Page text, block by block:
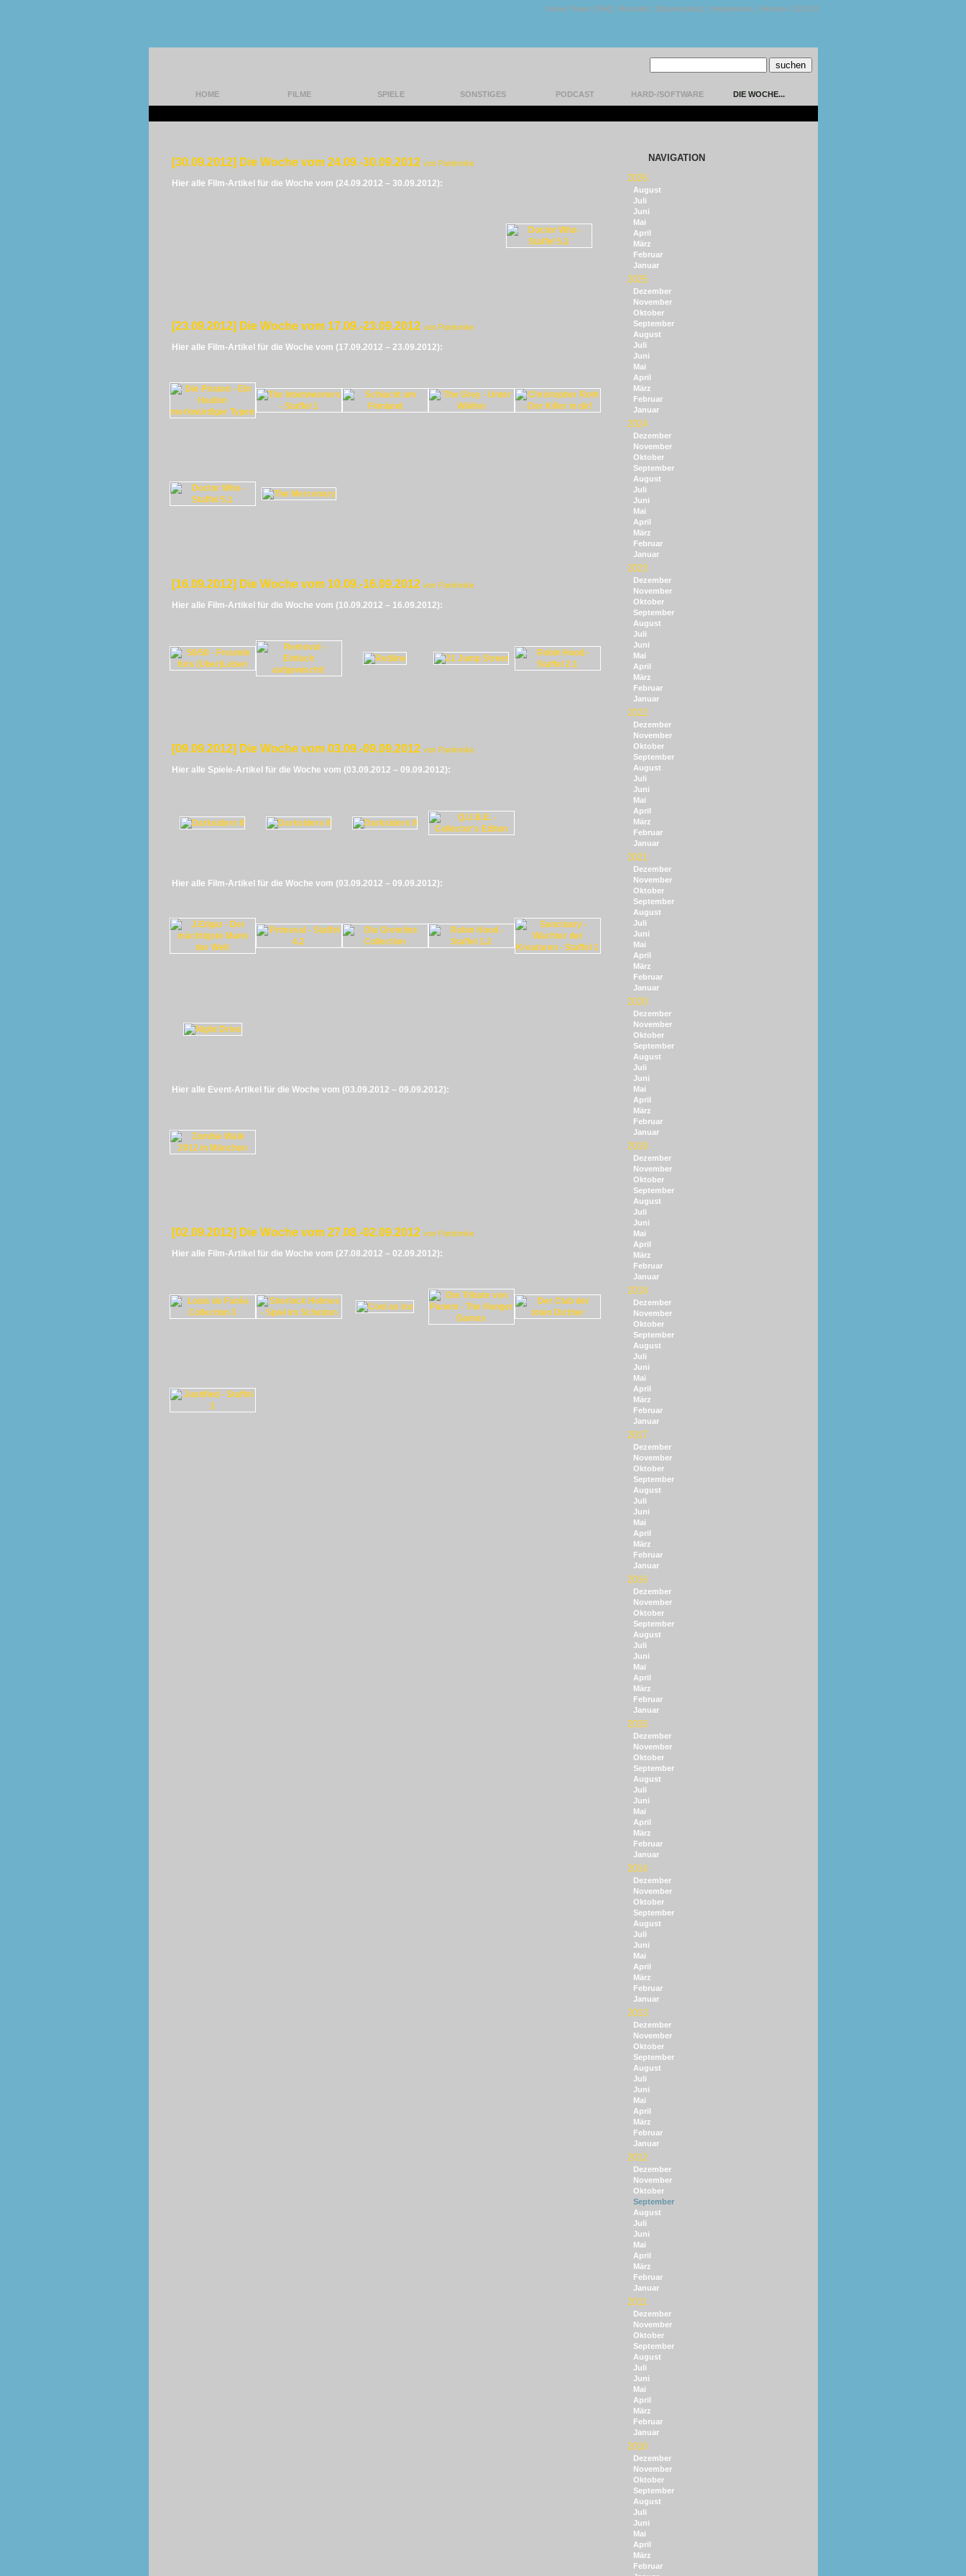
Unser Team | FAQ | Kontakt | Datenschutz | Impressum | Version 1.13.0.9
HOME FILME SPIELE SONSTIGES PODCAST HARD-/SOFTWARE DIE WOCHE...
[30.09.2012] Die Woche vom 24.09.-30.09.2012 von Panikmike
Hier alle Film-Artikel für die Woche vom (24.09.2012 – 30.09.2012):
[23.09.2012] Die Woche vom 17.09.-23.09.2012 von Panikmike
Hier alle Film-Artikel für die Woche vom (17.09.2012 – 23.09.2012):
[16.09.2012] Die Woche vom 10.09.-16.09.2012 von Panikmike
Hier alle Film-Artikel für die Woche vom (10.09.2012 – 16.09.2012):
[09.09.2012] Die Woche vom 03.09.-09.09.2012 von Panikmike
Hier alle Spiele-Artikel für die Woche vom (03.09.2012 – 09.09.2012):
Hier alle Film-Artikel für die Woche vom (03.09.2012 – 09.09.2012):
Hier alle Event-Artikel für die Woche vom (03.09.2012 – 09.09.2012):
[02.09.2012] Die Woche vom 27.08.-02.09.2012 von Panikmike
Hier alle Film-Artikel für die Woche vom (27.08.2012 – 02.09.2012):
NAVIGATION
2026
August
Juli
Juni
Mai
April
März
Februar
Januar
2025
Dezember
November
Oktober
September
August
Juli
Juni
Mai
April
März
Februar
Januar
2024
Dezember
November
Oktober
September
August
Juli
Juni
Mai
April
März
Februar
Januar
2023
Dezember
November
Oktober
September
August
Juli
Juni
Mai
April
März
Februar
Januar
2022
Dezember
November
Oktober
September
August
Juli
Juni
Mai
April
März
Februar
Januar
2021
Dezember
November
Oktober
September
August
Juli
Juni
Mai
April
März
Februar
Januar
2020
Dezember
November
Oktober
September
August
Juli
Juni
Mai
April
März
Februar
Januar
2019
Dezember
November
Oktober
September
August
Juli
Juni
Mai
April
März
Februar
Januar
2018
Dezember
November
Oktober
September
August
Juli
Juni
Mai
April
März
Februar
Januar
2017
Dezember
November
Oktober
September
August
Juli
Juni
Mai
April
März
Februar
Januar
2016
Dezember
November
Oktober
September
August
Juli
Juni
Mai
April
März
Februar
Januar
2015
Dezember
November
Oktober
September
August
Juli
Juni
Mai
April
März
Februar
Januar
2014
Dezember
November
Oktober
September
August
Juli
Juni
Mai
April
März
Februar
Januar
2013
Dezember
November
Oktober
September
August
Juli
Juni
Mai
April
März
Februar
Januar
2012
Dezember
November
Oktober
September
August
Juli
Juni
Mai
April
März
Februar
Januar
2011
Dezember
November
Oktober
September
August
Juli
Juni
Mai
April
März
Februar
Januar
2010
Dezember
November
Oktober
September
August
Juli
Juni
Mai
April
März
Februar